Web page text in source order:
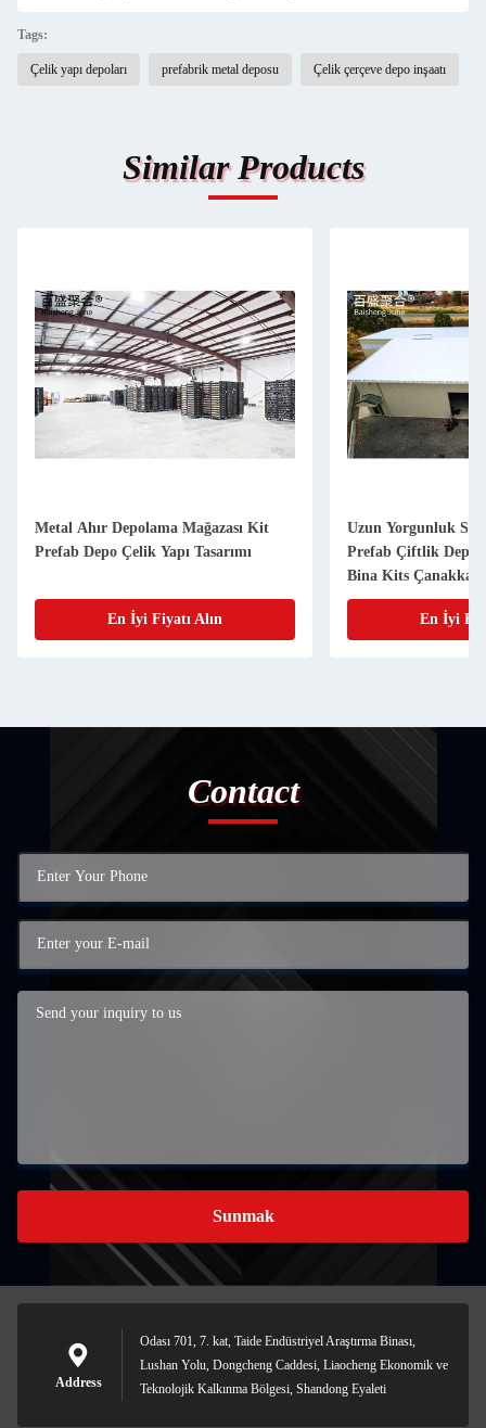
Tags:
Çelik yapı depoları prefabrik metal deposu Çelik çerçeve depo inşaatı
Similar Products
Metal Ahır Depolama Mağazası Kit
Prefab Depo Çelik Yapı Tasarımı
En İyi Fiyatı Alın
Uzun Yorgunluk
Prefab Çiftlik
Bina Kits Çanakkale
En İyi
Contact
Sunmak
Address
Odası 701, 7. kat, Taide Endüstriyel Araştırma Binası,
Lushan Yolu, Dongcheng Caddesi, Liaocheng Ekonomik ve
Teknolojik Kalkınma Bölgesi, Shandong Eyaleti